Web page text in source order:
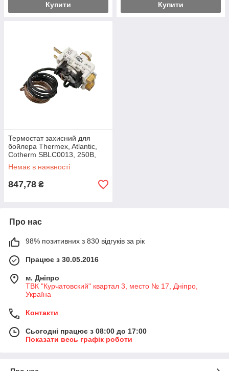
Купити Купити
Термостат захисний для
бойлера Thermex, Atlantic,
Cotherm SBLC0013, 250В,
20А (95°C)
Немає в наявності
847,78 ₴
Про нас
98% позитивних з 830 відгуків за рік
Працює з 30.05.2016
м. Дніпро
ТВК "Курчатовский" квартал 3, место № 17, Дніпро,
Україна
Контакти
Сьогодні працює з 08:00 до 17:00
Показати весь графік роботи